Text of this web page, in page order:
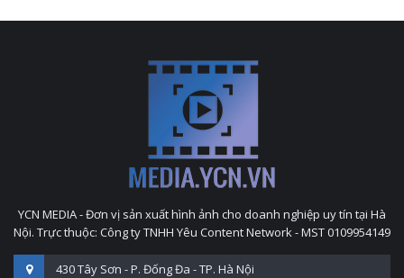
YCN MEDIA - Đơn vị sản xuất hình ảnh cho doanh nghiệp uy tín tại Hà
Nội. Trực thuộc: Công ty TNHH Yêu Content Network - MST 0109954149
430 Tây Sơn - P. Đống Đa - TP. Hà Nội